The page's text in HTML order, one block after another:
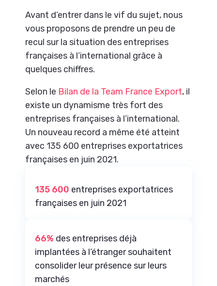
Avant d’entrer dans le vif du sujet, nous
vous proposons de prendre un peu de
recul sur la situation des entreprises
françaises à l’international grâce à
quelques chiffres.
Selon le Bilan de la Team France Export, il
existe un dynamisme très fort des
entreprises françaises à l’international.
Un nouveau record a même été atteint
avec 135 600 entreprises exportatrices
françaises en juin 2021.
135 600 entreprises exportatrices
françaises en juin 2021
66% des entreprises déjà
implantées à l’étranger souhaitent
consolider leur présence sur leurs
marchés